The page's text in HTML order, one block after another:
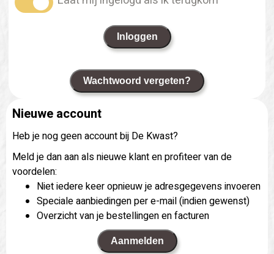
Inloggen
Wachtwoord vergeten?
Nieuwe account
Heb je nog geen account bij De Kwast?
Meld je dan aan als nieuwe klant en profiteer van de
voordelen:
Niet iedere keer opnieuw je adresgegevens invoeren
Speciale aanbiedingen per e-mail (indien gewenst)
Overzicht van je bestellingen en facturen
Aanmelden